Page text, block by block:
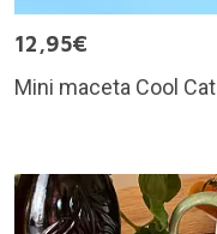
12,95€
Mini maceta Cool Cat